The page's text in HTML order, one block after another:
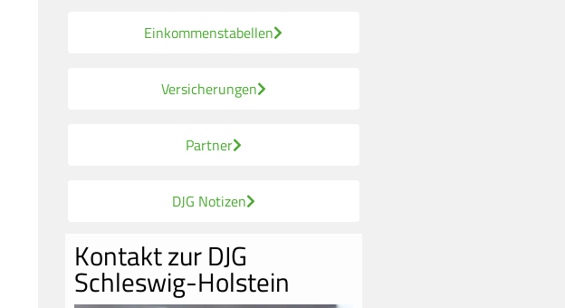
Einkommenstabellen
Versicherungen
Partner
DJG Notizen
Kontakt zur DJG
Schleswig-Holstein